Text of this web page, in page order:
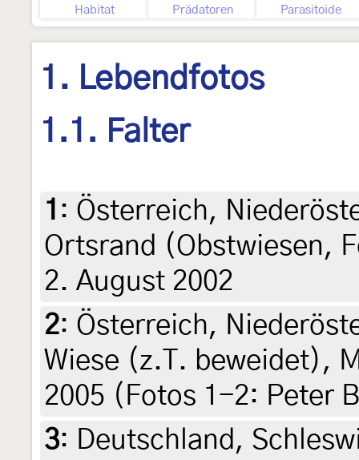
Habitat Prädatoren Parasitoide
1. Lebendfotos
1.1. Falter
1 : Österreich,
Ortsrand (Obstwiesen,
2. August 2002
2: Österreich,
Wiese (z.T. beweidet),
2005 (Fotos 1-2: Peter
3: Deutschland,